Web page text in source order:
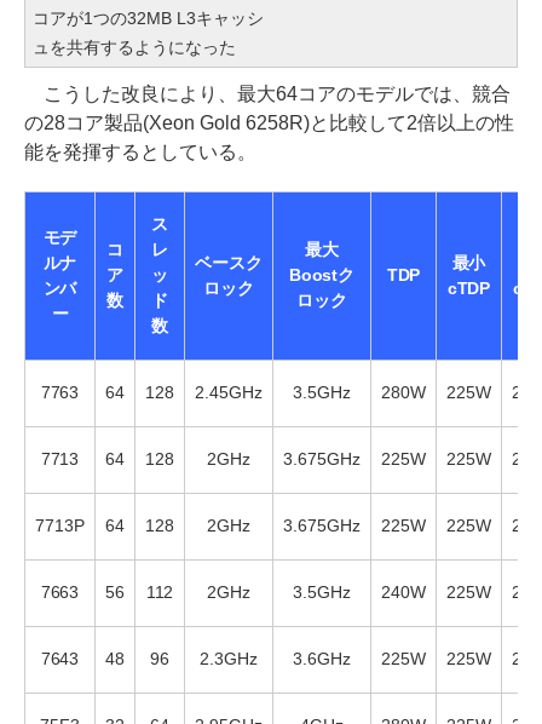
コアが1つの32MB L3キャッシ
ュを共有するようになった
こうした改良により、最大64コアのモデルでは、競合
の28コア製品(Xeon Gold 6258R)と比較して2倍以上の性
能を発揮するとしている。
モデ
ルナ
ンバ
ー
コ
ア
数
ス
レ
ッ
ド
数
ベースク
ロック
最大
Boostク
ロック
TDP
最小
cTDP
7763 64 128 2.45GHz 3.5GHz 280W 225W
7713 64 128 2GHz 3.675GHz 225W 225W
7713P 64 128 2GHz 3.675GHz 225W 225W
7663 56 112 2GHz 3.5GHz 240W 225W
7643 48 96 2.3GHz 3.6GHz 225W 225W